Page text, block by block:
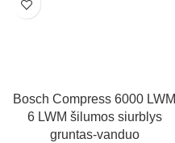
Bosch Compress 6000 LWM
6 LWM šilumos siurblys
gruntas-vanduo